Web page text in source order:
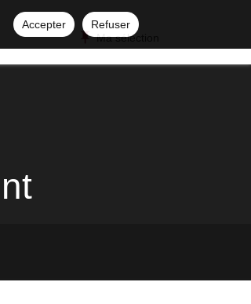
Accepter
Refuser
Ma sélection